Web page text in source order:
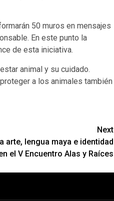
50 muros en mensajes
En este punto la
de esta iniciativa.
animal y su cuidado.
a los animales también
Next
arte, lengua maya e identidad
el V Encuentro Alas y Raíces